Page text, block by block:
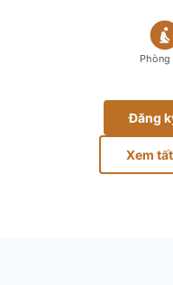
Đăng
Xem